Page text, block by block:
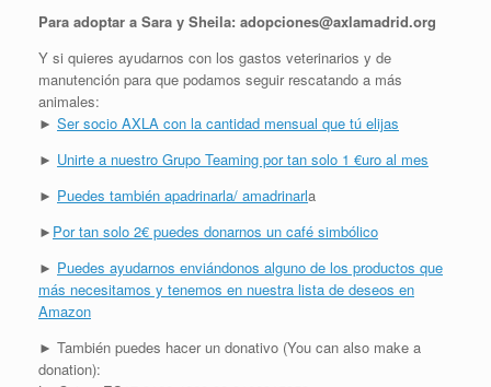
Para adoptar a Sara y Sheila: adopciones@axlamadrid.org
Y si quieres ayudarnos con los gastos veterinarios y de
manutención para que podamos seguir rescatando a más
animales:
► Ser socio AXLA con la cantidad mensual que tú elijas
► Unirte a nuestro Grupo Teaming por tan solo 1 €uro al mes
► Puedes también apadrinarla/ amadrinarla
► Por tan solo 2€ puedes donarnos un café simbólico
► Puedes ayudarnos enviándonos alguno de los productos que
más necesitamos y tenemos en nuestra lista de deseos en
Amazon
► También puedes hacer un donativo (You can also make a
donation):